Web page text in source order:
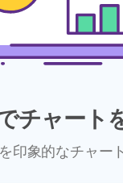
チャート
印象的なチャー